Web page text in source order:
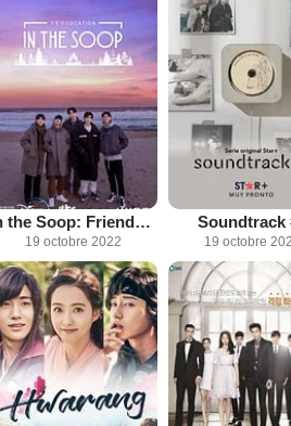
In the Soop: Friendship Trip
19 octobre 2022
Soundtrack
19 octobre